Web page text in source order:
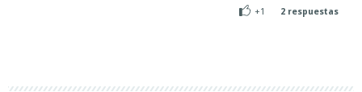
+1
2 respuestas